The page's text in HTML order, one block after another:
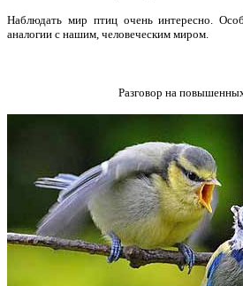
Наблюдать мир птиц очень интересно.
аналогии с нашим, человеческим миром.
Разговор на